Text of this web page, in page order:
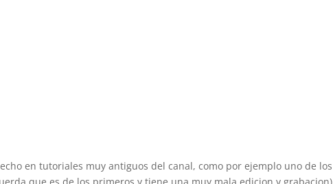
en tutoriales muy antiguos del canal, como por ejemplo uno de los